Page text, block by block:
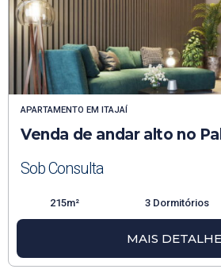
APARTAMENTO EM ITAJAÍ
Venda de andar alto no
Sob Consulta
215m² 3 Dormitórios
MAIS